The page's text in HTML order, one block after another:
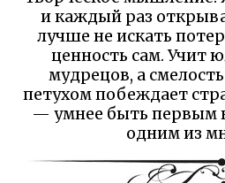
и каждый раз
лучше не искать
ценность сам. Учит
мудрецов, а
петухом побеждает
— умнее быть первым
одним из